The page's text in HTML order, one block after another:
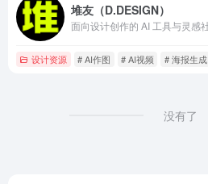
堆友（D.DESIGN）
设计资源 # AI作图 # AI视频 # 海报生成
没有了